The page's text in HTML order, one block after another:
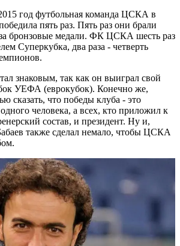
год футбольная команда ЦСКА в
пять раз. Пять раз они брали
бронзовые медали. ФК ЦСКА шесть раз
Суперкубка, два раза - четверть
знаковым, так как он выиграл свой
УЕФА (еврокубок). Конечно же,
сказать, что победы клуба - это
человека, а всех, кто приложил к
состав, и президент. Ну и,
также сделал немало, чтобы ЦСКА